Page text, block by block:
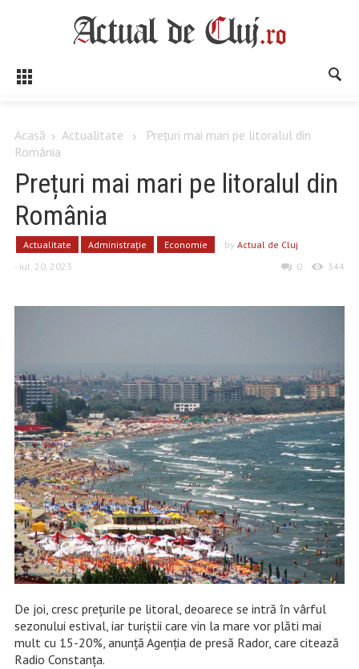
Acasă Actualitate
Prețuri mai mari pe litoralul din
România
Prețuri mai mari pe litoralul din
România
Actualitate Administrație Economie by Actual de Cluj
- iul. 20, 2023
0 344
De joi, cresc preţurile pe litoral, deoarece se intră în vârful
sezonului estival, iar turiștii care vin la mare vor plăti mai
mult cu 15-20%, anunță Agenția de presă Rador, care citează
Radio Constanța.